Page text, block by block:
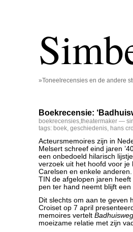
»Toneelrecensies en de andere
Boekrecensie:
boekrecensies,theatermaker —
tags: boek, geschiedenis, hans
Acteursmemoires zijn in
Melsert schreef eind jaren
een onbedoeld hilarisch
verzoek uit het hoofd voor
Carelsen en enkele
TIN de afgelopen jaren
pen ter hand neemt blijft een
Dit slechts om aan te geven
Croiset op 7 april
memoires vertelt Badhuisweg
moeizame relatie met zijn